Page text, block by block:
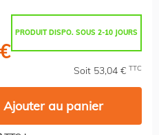
PRODUIT DISPO. SOUS 2-10 JOURS
Soit 53,04 € TTC
Ajouter au panier